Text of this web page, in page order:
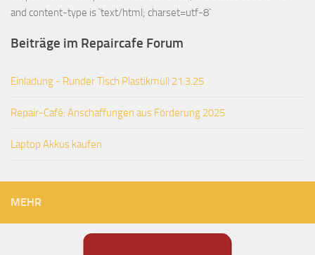
and content-type is `text/html; charset=utf-8`
Beiträge im Repaircafe Forum
Einladung - Runder Tisch Plastikmüll 21.3.25
Repair-Café: Anschaffungen aus Förderung 2025
Laptop Akkus kaufen
MEHR